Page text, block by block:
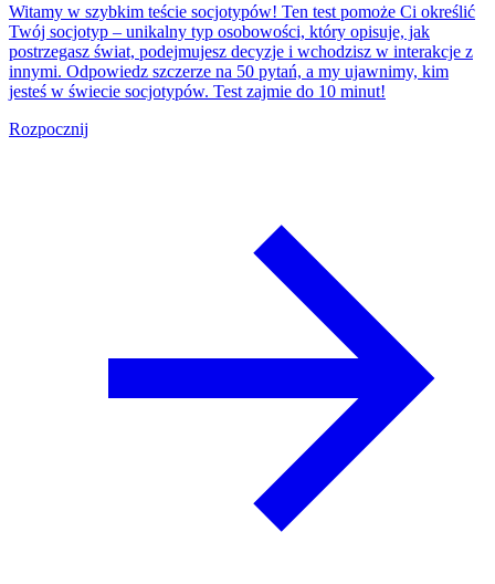
Witamy w szybkim teście socjotypów! Ten test pomoże Ci określić
Twój socjotyp – unikalny typ osobowości, który opisuje, jak
postrzegasz świat, podejmujesz decyzje i wchodzisz w interakcje z
innymi. Odpowiedz szczerze na 50 pytań, a my ujawnimy, kim
jesteś w świecie socjotypów. Test zajmie do 10 minut!
Rozpocznij